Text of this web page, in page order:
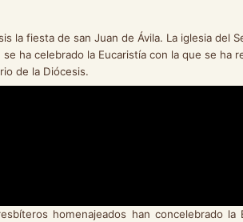
la fiesta de san Juan de Ávila. La iglesia del
ha celebrado la Eucaristía con la que se ha
de la Diócesis.
homenajeados han concelebrado la